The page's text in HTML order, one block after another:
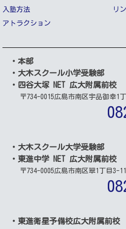
入塾方法
アトラクション
リ
・本部
・大木スクール小学受験部
・四谷大塚 NET 広大附属前校
〒734-0015広島市南区宇品御幸1
・大木スクール大学受験部
・東進中学 NET 広大附属前校
〒734-0005広島市南区翠1丁目3-11
・東進衛星予備校広大附属前校